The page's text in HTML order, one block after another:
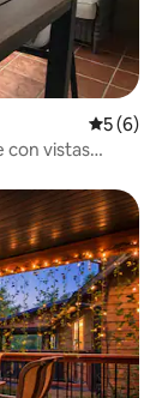
5 (6)
con vistas